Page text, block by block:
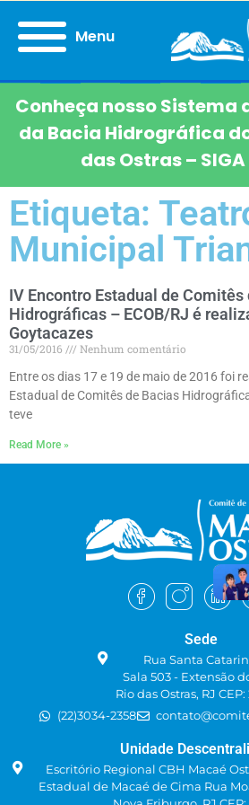
Menu
Conheça nosso Sistema
da Bacia Hidrográfica
das Ostras – SIGA
Etiqueta:
Municipal
IV Encontro Estadual de Comitês
Hidrográficas – ECOB/RJ é
Goytacazes
31/05/2016
Nenhum comentário
Entre os dias 17 e 19 de maio de 2016 foi
Estadual de Comitês de Bacias
teve
Read More »
Sede
Rua Santa
Sala 503 - Extensão
Rio das Ostras, RJ
(22)3034-2358
Unidade
Escritório Regional CBH Macaé
Estadual de Macaé de Cima Rua